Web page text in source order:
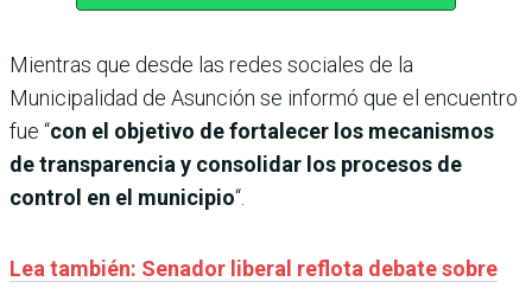
Mientras que desde las redes sociales de la
Municipalidad de Asunción se informó que el encuentro
fue “con el objetivo de fortalecer los mecanismos
de transparencia y consolidar los procesos de
control en el municipio“.
Lea también: Senador liberal reflota debate sobre